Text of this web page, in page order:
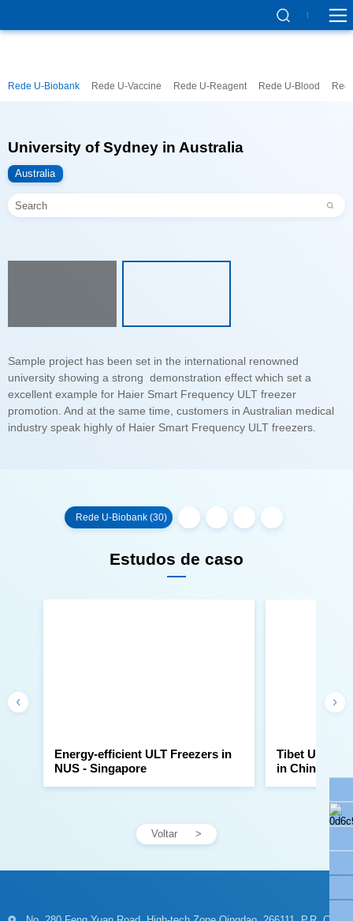
Rede U-Biobank Rede U-Vaccine Rede U-Reagent Rede U-Blood
University of Sydney in Australia
Australia
industry speak highly of Haier Smart Frequency ULT freezers.
Rede U-Biobank (30)
Estudos de caso
NUS - Singapore in China
Voltar